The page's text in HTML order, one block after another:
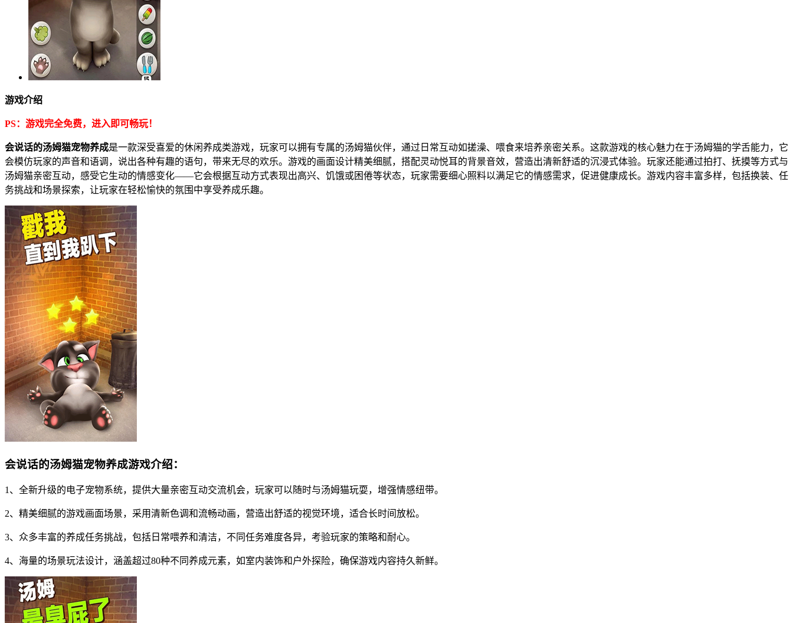
游戏介绍
PS：游戏完全免费，进入即可畅玩！
会说话的汤姆猫宠物养成是一款深受喜爱的休闲养成类游戏，玩家可以拥有专属的汤姆猫伙伴，通过日常互动如搓澡、喂食来培养亲密关系。这款游戏的核心魅力在于汤姆猫的学舌能力，它
会模仿玩家的声音和语调，说出各种有趣的语句，带来无尽的欢乐。游戏的画面设计精美细腻，搭配灵动悦耳的背景音效，营造出清新舒适的沉浸式体验。玩家还能通过拍打、抚摸等方式与
汤姆猫亲密互动，感受它生动的情感变化——它会根据互动方式表现出高兴、饥饿或困倦等状态，玩家需要细心照料以满足它的情感需求，促进健康成长。游戏内容丰富多样，包括换装、任
务挑战和场景探索，让玩家在轻松愉快的氛围中享受养成乐趣。
会说话的汤姆猫宠物养成游戏介绍：
1、全新升级的电子宠物系统，提供大量亲密互动交流机会，玩家可以随时与汤姆猫玩耍，增强情感纽带。
2、精美细腻的游戏画面场景，采用清新色调和流畅动画，营造出舒适的视觉环境，适合长时间放松。
3、众多丰富的养成任务挑战，包括日常喂养和清洁，不同任务难度各异，考验玩家的策略和耐心。
4、海量的场景玩法设计，涵盖超过80种不同养成元素，如室内装饰和户外探险，确保游戏内容持久新鲜。